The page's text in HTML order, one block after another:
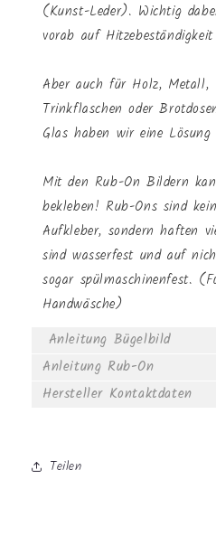
(Kunst-Leder). Wichtig
vorab auf
Aber auch für Holz,
Trinkflaschen oder
Glas haben wir eine
Mit den Rub-On Bildern
bekleben! Rub-Ons sind
Aufkleber, sondern haften
sind wasserfest und auf
sogar spülmaschinenfest.
Handwäsche)
Anleitung Bügelbild
Anleitung Rub-On
Hersteller Kontaktdaten
Teilen